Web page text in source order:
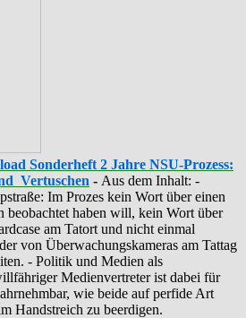
Sonderheft 2 Jahre NSU-Prozess:
Vertuschen - Aus dem Inhalt: -
Im Prozes kein Wort über einen
beobachtet haben will, kein Wort über
am Tatort und nicht einmal
von Überwachungskameras am Tattag
- Politik und Medien als
Medienvertreter ist dabei für
wie beide auf perfide Art
Handstreich zu beerdigen.